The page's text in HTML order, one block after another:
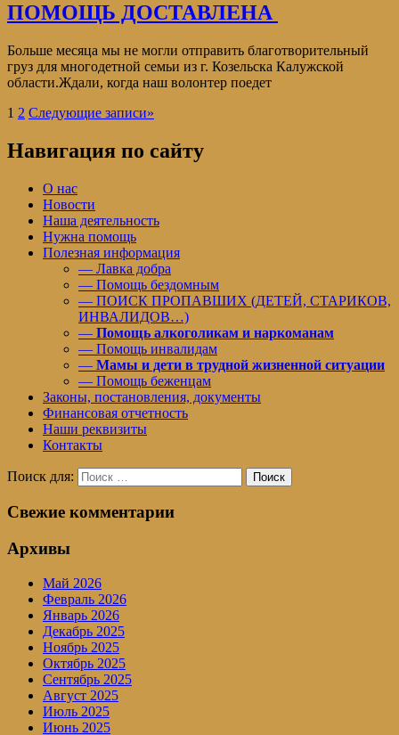
ПОМОЩЬ ДОСТАВЛЕНА
Больше месяца мы не могли отправить благотворительный
груз для многодетной семьи из г. Козельска Калужской
области.Ждали, когда наш волонтер поедет
1 2 Следующие записи»
Навигация по сайту
О нас
Новости
Наша деятельность
Нужна помощь
Полезная информация
— Лавка добра
— Помощь бездомным
— ПОИСК ПРОПАВШИХ (ДЕТЕЙ, СТАРИКОВ,
ИНВАЛИДОВ…)
— Помощь алкоголикам и наркоманам
— Помощь инвалидам
— Мамы и дети в трудной жизненной ситуации
— Помощь беженцам
Законы, постановления, документы
Финансовая отчетность
Наши реквизиты
Контакты
Поиск для: Поиск
Свежие комментарии
Архивы
Май 2026
Февраль 2026
Январь 2026
Декабрь 2025
Ноябрь 2025
Октябрь 2025
Сентябрь 2025
Август 2025
Июль 2025
Июнь 2025